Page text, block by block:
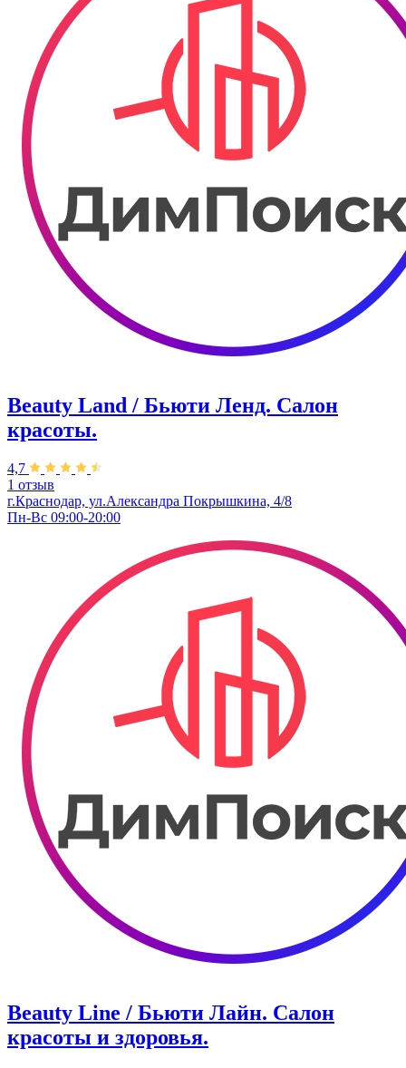
Beauty Land / Бьюти Ленд. Салон
красоты.
4,7
1 отзыв
г.Краснодар, ул.Александра Покрышкина, 4/8
Пн-Вс 09:00-20:00
Beauty Line / Бьюти Лайн. Салон
красоты и здоровья.